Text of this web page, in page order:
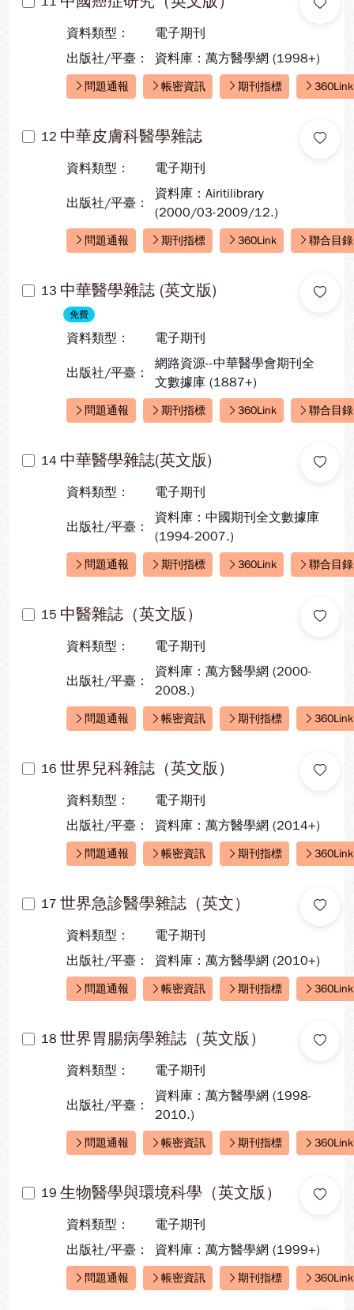
資料類型：
電子期刊
出版社/平臺：
資料庫：萬方醫學網 (1998+)
快速連結：
問題通報 帳密資訊 期刊指標 360Link
12 中華皮膚科醫學雜誌
資料類型： 電子期刊
出版社/平臺：
資料庫：Airitilibrary
(2000/03-2009/12.)
快速連結：
問題通報 期刊指標 360Link 聯合目錄
13 中華醫學雜誌 (英文版)
免費
資料類型： 電子期刊
出版社/平臺：
網路資源--中華醫學會期刊全
文數據庫 (1887+)
快速連結：
問題通報 期刊指標 360Link 聯合目錄
14 中華醫學雜誌(英文版)
資料類型： 電子期刊
出版社/平臺：
資料庫：中國期刊全文數據庫
(1994-2007.)
快速連結：
問題通報 期刊指標 360Link 聯合目錄
15 中醫雜誌（英文版）
資料類型： 電子期刊
出版社/平臺：
資料庫：萬方醫學網 (2000-
2008.)
快速連結：
問題通報 帳密資訊 期刊指標 360Link
16 世界兒科雜誌（英文版）
資料類型：
電子期刊
出版社/平臺：
資料庫：萬方醫學網 (2014+)
快速連結：
問題通報 帳密資訊 期刊指標 360Link
17 世界急診醫學雜誌（英文）
資料類型：
電子期刊
出版社/平臺：
資料庫：萬方醫學網 (2010+)
快速連結：
問題通報 帳密資訊 期刊指標 360Link
18 世界胃腸病學雜誌（英文版）
資料類型： 電子期刊
出版社/平臺：
資料庫：萬方醫學網 (1998-
2010.)
快速連結：
問題通報 帳密資訊 期刊指標 360Link
19 生物醫學與環境科學（英文版）
資料類型：
電子期刊
出版社/平臺：
資料庫：萬方醫學網 (1999+)
快速連結：
問題通報 帳密資訊 期刊指標 360Link